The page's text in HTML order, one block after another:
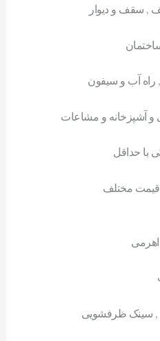
, سقف و دیوار
, راه آب و سیفون
آشپزخانه و مشاعات
با حداقل
قیمت مختلف
, سینک ظرفشویی